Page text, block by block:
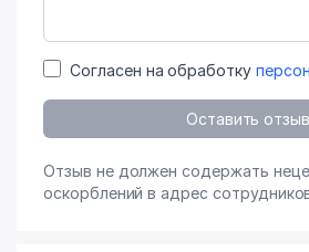
Согласен на обработку
Оставить отзыв
Отзыв не должен содержать
оскорблений в адрес